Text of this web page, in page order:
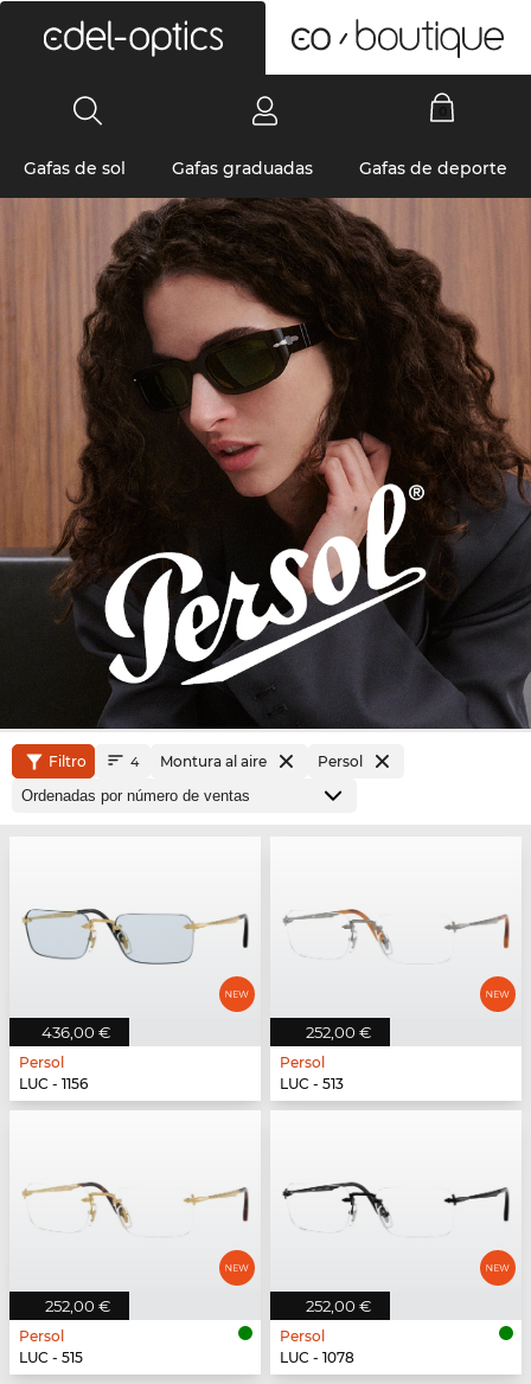
Gafas de sol Gafas graduadas Gafas de deporte
Filtro 4 Montura al aire Persol
436,00 €
Persol
LUC - 1156
252,00 €
Persol
LUC - 513
252,00 €
Persol
LUC - 515
252,00 €
Persol
LUC - 1078